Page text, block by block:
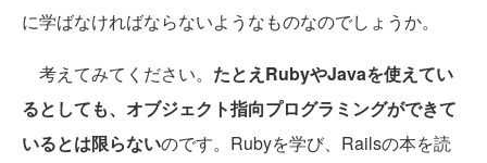
に学ばなければならないようなものなのでしょうか。
考えてみてください。 たとえRubyやJavaを使えてい
るとしても、オブジェクト指向プログラミングができて
いるとは限らないのです。Rubyを学び、Railsの本を読